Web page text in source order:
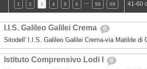
1 2 3 4 5 6 58 59 41-60
I.I.S. Galileo Galilei Crema 0
Sitodell' I.I.S. Galileo Galilei Crema-via Matilde di
Istituto Comprensivo Lodi I 0